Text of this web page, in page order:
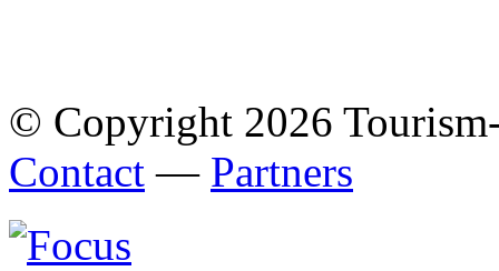
© Copyright 2026
Contact — Partners